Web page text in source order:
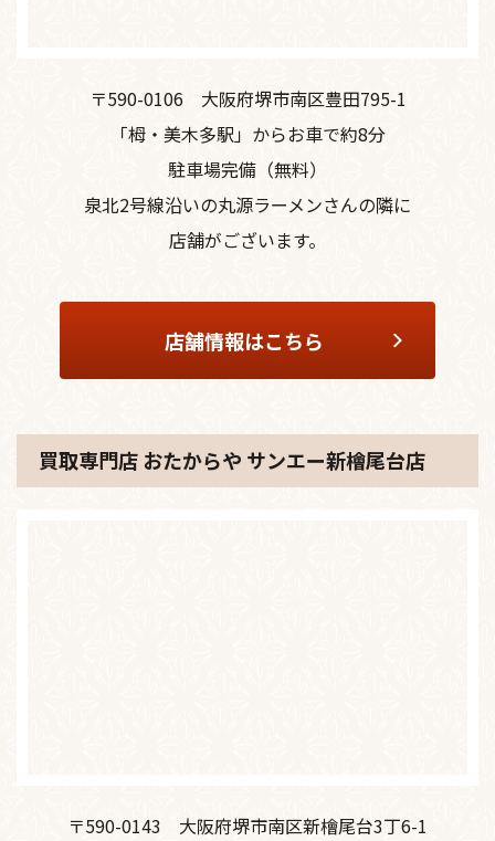
〒590-0106 大阪府堺市南区豊田795-1
「栂・美木多駅」からお車で約8分
駐車場完備（無料）
泉北2号線沿いの丸源ラーメンさんの隣に
店舗がございます。
店舗情報はこちら
買取専門店 おたからや サンエー新檜尾台店
〒590-0143 大阪府堺市南区新檜尾台3丁6-1